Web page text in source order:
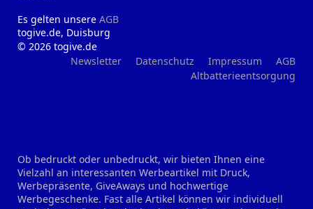
Es gelten unsere AGB
togive.de, Duisburg
© 2026 togive.de
Newsletter
Datenschutz Impressum
AGB
Altbatterieentsorgung
Ob bedruckt oder unbedruckt, wir bieten Ihnen eine
Vielzahl an interessanten Werbeartikel mit Druck,
Werbepräsente, GiveAways und hochwertige
Werbegeschenke. Fast alle Artikel können wir individuell